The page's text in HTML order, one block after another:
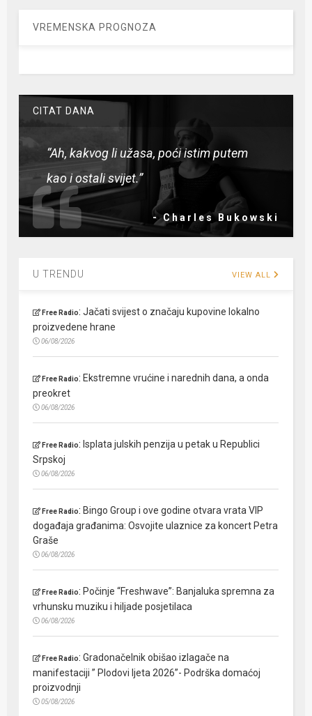
VREMENSKA PROGNOZA
CITAT DANA
“Ah, kakvog li užasa, poći istim putem
kao i ostali svijet.”
- Charles Bukowski
U TRENDU VIEW ALL
Free Radio:Jačati svijest o značaju kupovine lokalno
proizvedene hrane
06/08/2026
Free Radio: Ekstremne vrućine i narednih dana, a onda
preokret
06/08/2026
Free Radio: Isplata julskih penzija u petak u Republici
Srpskoj
06/08/2026
Free Radio: Bingo Group i ove godine otvara vrata VIP
događaja građanima: Osvojite ulaznice za koncert Petra
Graše
06/08/2026
Free Radio: Počinje “Freshwave”: Banjaluka spremna za
vrhunsku muziku i hiljade posjetilaca
06/08/2026
Free Radio:Gradonačelnik obišao izlagače na
manifestaciji ” Plodovi ljeta 2026”- Podrška domaćoj
proizvodnji
05/08/2026